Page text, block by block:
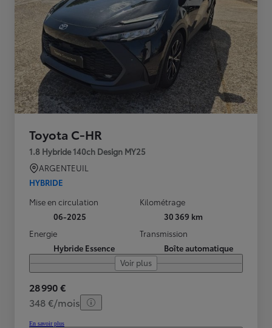
Toyota C-HR
1.8 Hybride 140ch Design MY25
ARGENTEUIL
HYBRIDE
Mise en circulation
06-2025
Kilométrage
30 369 km
Energie
Hybride Essence
Transmission
Boîte automatique
Voir plus
28 990 €
348 €/mois
En savoir plus